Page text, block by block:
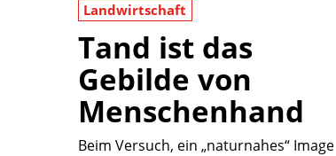
Landwirtschaft
Tand ist das
Gebilde von
Menschenhand
Beim Versuch, ein „naturnahes“ Image